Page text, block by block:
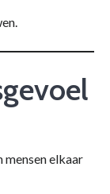
mensen elkaar